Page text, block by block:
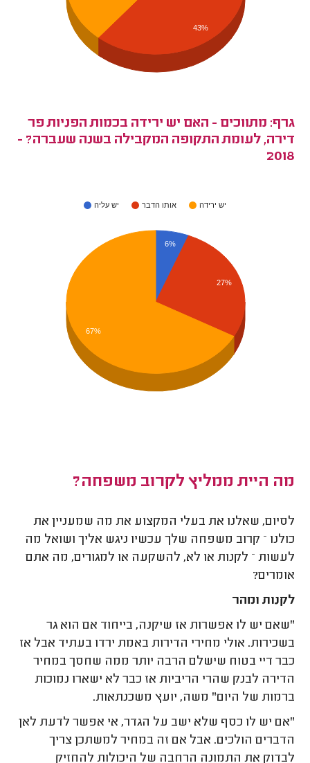
43%
גרף: מתווכים - האם יש ירידה בכמות הפניות פר
דירה, לעומת התקופה המקבילה בשנה שעברה? -
2018
יש עליה אותו הדבר יש ירידה
6%
27%
67%
מה היית ממליץ לקרוב משפחה?
לסיום, שאלנו את בעלי המקצוע את מה שמעניין את
כולנו – קרוב משפחה שלך עכשיו ניגש אליך ושואל מה
לעשות – לקנות או לא, להשקעה או למגורים, מה אתם
אומרים?
לקנות ומהר
"שאם יש לו אפשרות אז שיקנה, בייחוד אם הוא גר
בשכירות. אולי מחירי הדירות באמת ירדו בעתיד אבל אז
כבר דיי בטוח שישלם הרבה יותר ממה שחסך במחיר
הדירה לבנק שהרי הריביות אז כבר לא ישארו נמוכות
ברמות של היום" משה, יועץ משכנתאות.
"אם יש לו כסף שלא ישב על הגדר, אי אפשר לדעת לאן
הדברים הולכים. אבל אם זה במחיר למשתכן צריך
לבדוק את התמונה הרחבה של היכולות להחזיק